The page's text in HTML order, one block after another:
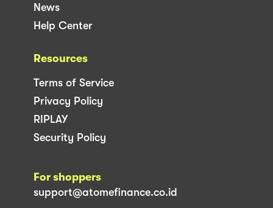
News
Help Center
Resources
Terms of Service
Privacy Policy
RIPLAY
Security Policy
For shoppers
support@atomefinance.co.id